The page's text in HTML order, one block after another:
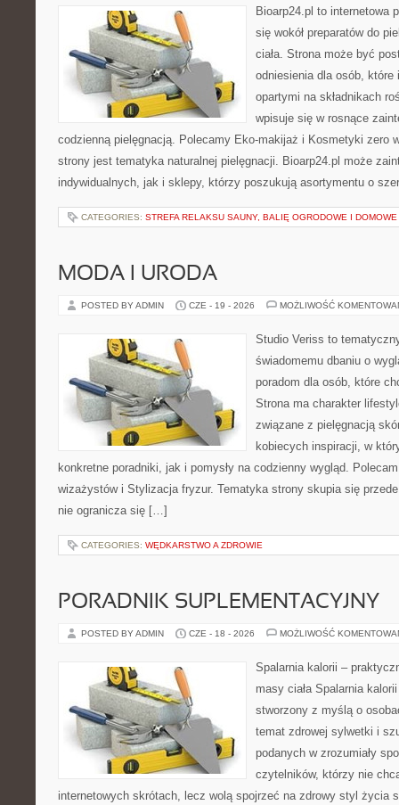
Bioarp24.pl to internetowa
się wokół preparatów do
ciała. Strona może być
odniesienia dla osób,
opartymi na składnikach
wpisuje się w rosnące
codzienną pielęgnacją. Polecamy Eko-makijaż i Kosmetyki zero
strony jest tematyka naturalnej pielęgnacji. Bioarp24.pl może
indywidualnych, jak i sklepy, którzy poszukują asortymentu o
CATEGORIES: STREFA RELAKSU SAUNY, BALIĘ OGRODOWE I DOMOWE
MODA I URODA
POSTED BY ADMIN CZE - 19 - 2026 MOŻLIWOŚĆ
Studio Veriss to
świadomemu dbaniu o
poradom dla osób, które
Strona ma charakter
związane z pielęgnacją
kobiecych inspiracji, w
konkretne poradniki, jak i pomysły na codzienny wygląd.
wizażystów i Stylizacja fryzur. Tematyka strony skupia się
nie ogranicza się […]
CATEGORIES: WĘDKARSTWO A ZDROWIE
PORADNIK SUPLEMENTACYJNY
POSTED BY ADMIN CZE - 18 - 2026 MOŻLIWOŚĆ
Spalarnia kalorii –
masy ciała Spalarnia
stworzony z myślą o
temat zdrowej sylwetki i
podanych w zrozumiały
czytelników, którzy nie
internetowych skrótach, lecz wolą spojrzeć na zdrowy styl życia